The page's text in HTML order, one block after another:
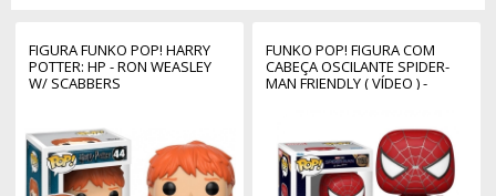
FIGURA FUNKO POP! HARRY
POTTER: HP - RON WEASLEY
W/ SCABBERS
FUNKO POP! FIGURA COM
CABEÇA OSCILANTE SPIDER-
MAN FRIENDLY ( VÍDEO ) -